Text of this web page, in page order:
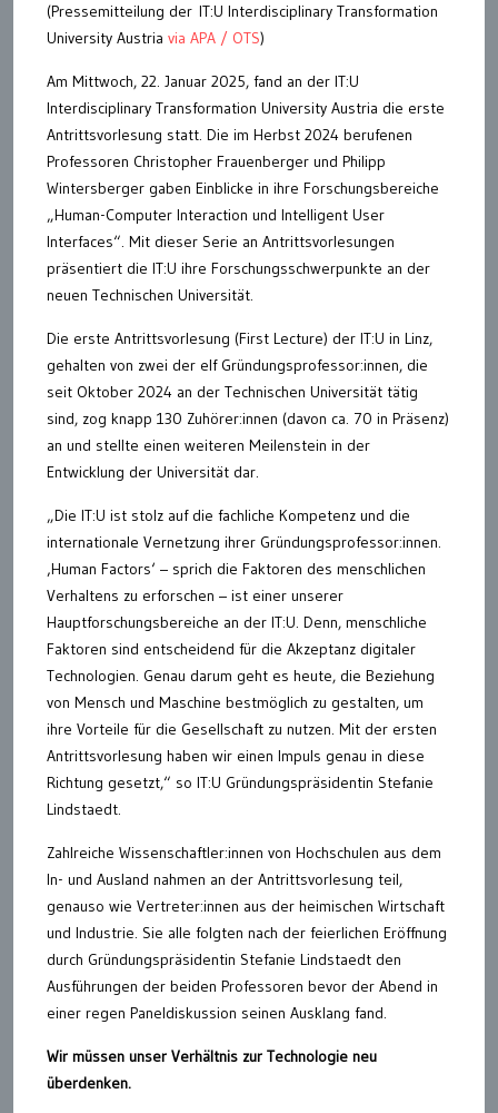
(Pressemitteilung der IT:U Interdisciplinary Transformation
University Austria via APA / OTS)
Am Mittwoch, 22. Januar 2025, fand an der IT:U
Interdisciplinary Transformation University Austria die erste
Antrittsvorlesung statt. Die im Herbst 2024 berufenen
Professoren Christopher Frauenberger und Philipp
Wintersberger gaben Einblicke in ihre Forschungsbereiche
„Human-Computer Interaction und Intelligent User
Interfaces“. Mit dieser Serie an Antrittsvorlesungen
präsentiert die IT:U ihre Forschungsschwerpunkte an der
neuen Technischen Universität.
Die erste Antrittsvorlesung (First Lecture) der IT:U in Linz,
gehalten von zwei der elf Gründungsprofessor:innen, die
seit Oktober 2024 an der Technischen Universität tätig
sind, zog knapp 130 Zuhörer:innen (davon ca. 70 in Präsenz)
an und stellte einen weiteren Meilenstein in der
Entwicklung der Universität dar.
„Die IT:U ist stolz auf die fachliche Kompetenz und die
internationale Vernetzung ihrer Gründungsprofessor:innen.
‚Human Factors‘ – sprich die Faktoren des menschlichen
Verhaltens zu erforschen – ist einer unserer
Hauptforschungsbereiche an der IT:U. Denn, menschliche
Faktoren sind entscheidend für die Akzeptanz digitaler
Technologien. Genau darum geht es heute, die Beziehung
von Mensch und Maschine bestmöglich zu gestalten, um
ihre Vorteile für die Gesellschaft zu nutzen. Mit der ersten
Antrittsvorlesung haben wir einen Impuls genau in diese
Richtung gesetzt,“ so IT:U Gründungspräsidentin Stefanie
Lindstaedt.
Zahlreiche Wissenschaftler:innen von Hochschulen aus dem
In- und Ausland nahmen an der Antrittsvorlesung teil,
genauso wie Vertreter:innen aus der heimischen Wirtschaft
und Industrie. Sie alle folgten nach der feierlichen Eröffnung
durch Gründungspräsidentin Stefanie Lindstaedt den
Ausführungen der beiden Professoren bevor der Abend in
einer regen Paneldiskussion seinen Ausklang fand.
Wir müssen unser Verhältnis zur Technologie neu
überdenken.